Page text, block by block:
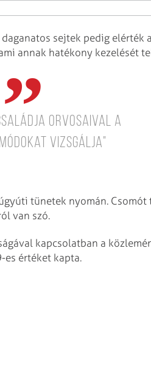
sejtek pedig elérték
annak hatékony kezelését
orvosaival a
vizsgálja"
tünetek nyomán.
van szó.
kapcsolatban a
es értéket kapta.